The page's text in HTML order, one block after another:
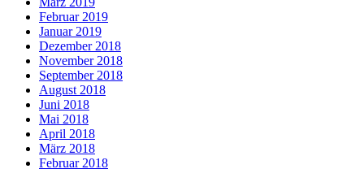
Februar 2019
Januar 2019
Dezember 2018
November 2018
September 2018
August 2018
Juni 2018
Mai 2018
April 2018
März 2018
Februar 2018